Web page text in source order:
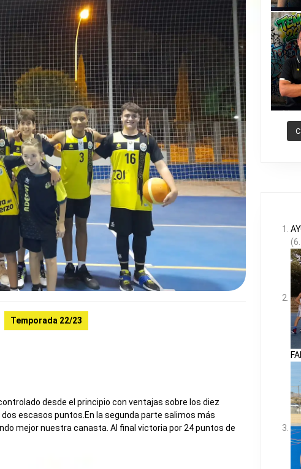
Temporada 22/23
desde el principio con ventajas sobre los diez
escasos puntos.En la segunda parte salimos más
mejor nuestra canasta. Al final victoria por 24 puntos de